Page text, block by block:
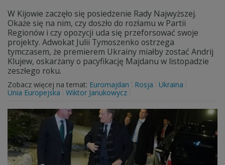
W Kijowie zaczęło się posiedzenie Rady Najwyższej.
Okaże się na nim, czy doszło do rozłamu w Partii
Regionów i czy opozycji uda się przeforsować swoje
projekty. Adwokat Julii Tymoszenko ostrzega
tymczasem, że premierem Ukrainy miałby zostać Andrij
Klujew, oskarżany o pacyfikację Majdanu w listopadzie
zeszłego roku.
Zobacz więcej na temat: Euromajdan Rosja
Ukraina
Unia Europejska
Wiktor Janukowycz